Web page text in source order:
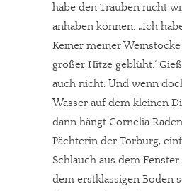
habe den Trauben nicht
anhaben können. „Ich
Keiner meiner
großer Hitze geblüht.“
auch nicht. Und wenn
Wasser auf dem kleinen
dann hängt Cornelia
Pächterin der Torburg,
Schlauch aus dem
dem erstklassigen Boden